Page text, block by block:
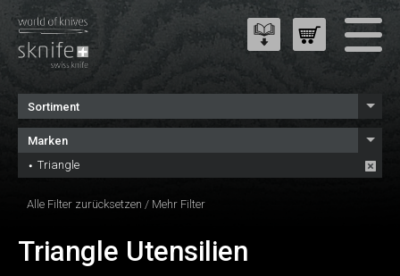
Sortiment
Marken
Triangle
Alle Filter zurücksetzen / Mehr Filter
Triangle Utensilien